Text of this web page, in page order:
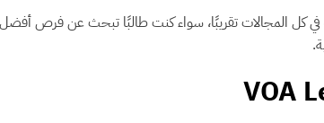
في كل المجالات تقريبًا، سواء كنت طالبًا تبحث عن فرص